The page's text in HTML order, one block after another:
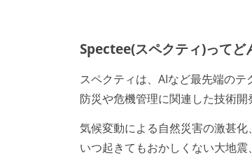
Spectee(スペクティ)ってど
スペクティは、AIなど最先端のテ
防災や危機管理に関連した技術
気候変動による自然災害の激甚化、
いつ起きてもおかしくない大地震、